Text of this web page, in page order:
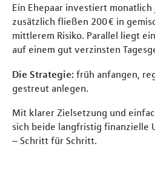
Ein Ehepaar investiert monatlich
zusätzlich fließen 200 € in
mittlerem Risiko. Parallel liegt
auf einem gut verzinsten
Die Strategie: früh anfangen,
gestreut anlegen.
Mit klarer Zielsetzung und
sich beide langfristig finanzielle
– Schritt für Schritt.